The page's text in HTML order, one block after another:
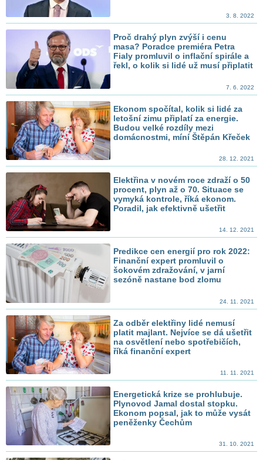
3. 8. 2022
Proč drahý plyn zvýší i cenu
masa? Poradce premiéra Petra
Fialy promluvil o inflační spirále a
řekl, o kolik si lidé už musí připlatit
7. 6. 2022
Ekonom spočítal, kolik si lidé za
letošní zimu připlatí za energie.
Budou velké rozdíly mezi
domácnostmi, míní Štěpán Křeček
28. 12. 2021
Elektřina v novém roce zdraží o 50
procent, plyn až o 70. Situace se
vymyká kontrole, říká ekonom.
Poradil, jak efektivně ušetřit
14. 12. 2021
Predikce cen energií pro rok 2022:
Finanční expert promluvil o
šokovém zdražování, v jarní
sezóně nastane bod zlomu
24. 11. 2021
Za odběr elektřiny lidé nemusí
platit majlant. Nejvíce se dá ušetřit
na osvětlení nebo spotřebičích,
říká finanční expert
11. 11. 2021
Energetická krize se prohlubuje.
Plynovod Jamal dostal stopku.
Ekonom popsal, jak to může vysát
peněženky Čechům
31. 10. 2021